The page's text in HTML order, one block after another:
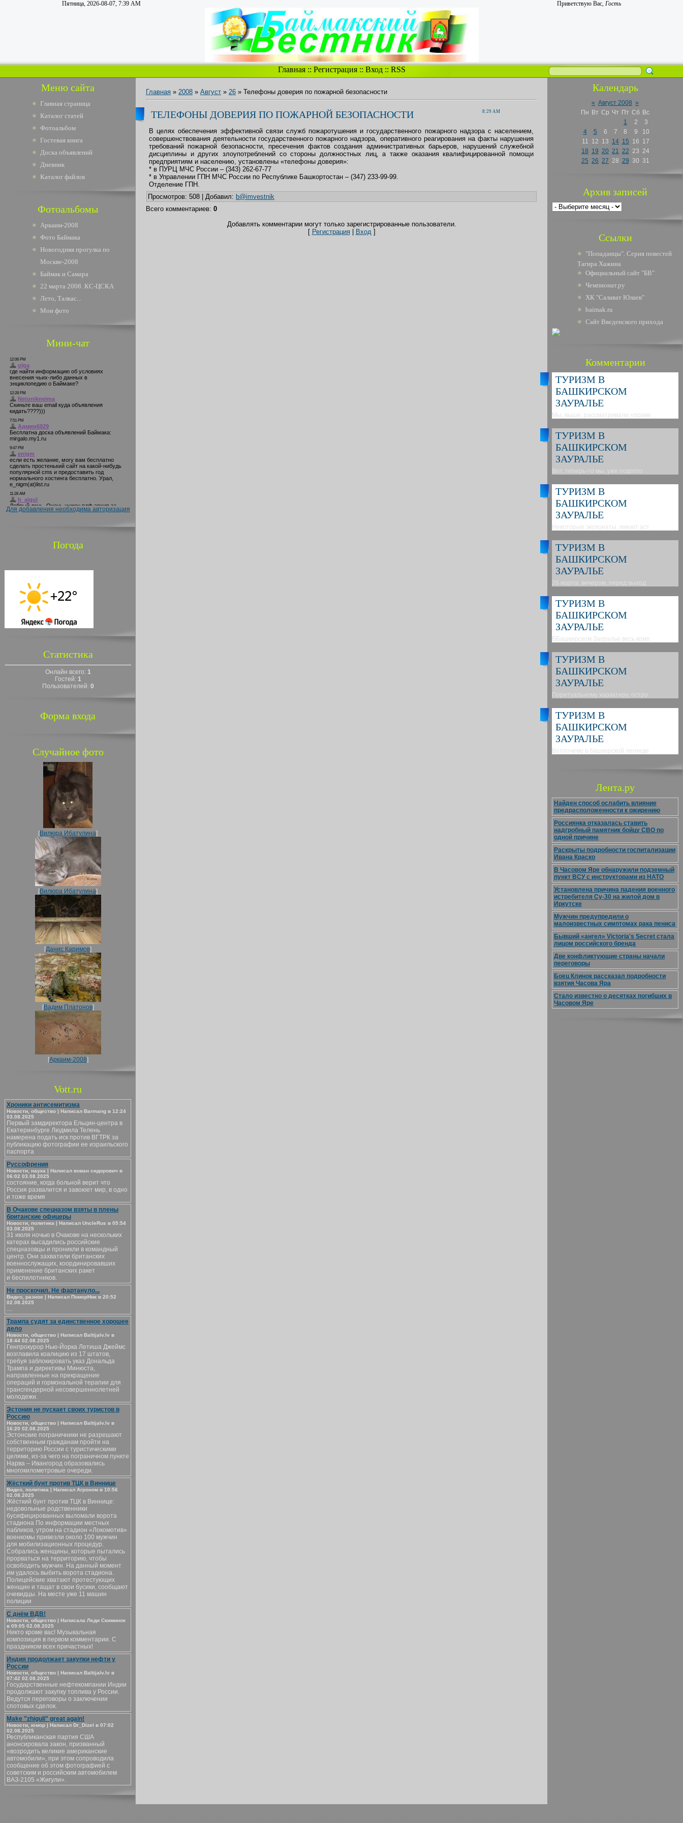
Пятница, 2026-08-07, 7:39 AM Приветствую Вас, Гость
Главная:: Регистрация:: Вход:: RSS
Меню сайта
Главная страница
Каталог статей
Фотоальбом
Гостевая книга
Доска объявлений
Дневник
Каталог файлов
Фотоальбомы
Аркаим-2008
Фото Баймака
Новогодняя прогулка по
Москве-2008
Баймак и Самара
22 марта 2008. КС-ЦСКА
Лето, Талкас...
Мои фото
Мини-чат
Для добавления необходима авторизация
Погода
Статистика
Онлайн всего: 1
Гостей: 1
Пользователей: 0
Форма входа
Случайное фото
[Вилюра Ибатулина]
[Вилюра Ибатулина]
[Данис Каримов]
[Вадим Платонов]
[Аркаим-2008]
Vott.ru
Хроники антисемитизма
Новости, общество | Написал Barmang в 12:24
03.08.2025
Первый замдиректора Ельцин-центра в
Екатеринбурге Людмила Телень
намерена подать иск против ВГТРК за
публикацию фотографии ее израильского
паспорта
Руссофрения
Новости, наука | Написал вован сидорович в
06:02 03.08.2025
состояние, когда больной верит что
Россия развалится и завоюет мир, в одно
и тоже время
В Очакове спецназом взяты в плены
британские офицеры
Новости, политика | Написал UncleRus в 05:54
03.08.2025
31 июля ночью в Очакове на нескольких
катерах высадились российские
спецназовцы и проникли в командный
центр. Они захватили британских
военнослужащих, координировавших
применение британских ракет
и беспилотников.
Не проскочил. Не фартануло...
Видео, разное | Написал ПоморНик в 20:52
02.08.2025
....
Трампа судят за единственное хорошее
дело
Новости, общество | Написал Baltijalv.lv в
18:44 02.08.2025
Генпрокурор Нью-Йорка Летиша Джеймс
возглавила коалицию из 17 штатов,
требуя заблокировать указ Дональда
Трампа и директивы Минюста,
направленные на прекращение
операций и гормональной терапии для
трансгендерной несовершеннолетней
молодежи.
Эстония не пускает своих туристов в
Россию
Новости, общество | Написал Baltijalv.lv в
16:20 02.08.2025
Эстонские пограничники не разрешают
собственным гражданам пройти на
территорию России с туристическими
целями, из-за чего на пограничном пункте
Нарва – Ивангород образовались
многокилометровые очереди.
Жёсткий бунт против ТЦК в Виннице
Видео, политика | Написал Агроном в 10:56
02.08.2025
Жёсткий бунт против ТЦК в Виннице:
недовольные родственники
бусифицированных выломали ворота
стадиона По информации местных
пабликов, утром на стадион «Локомотив»
военкомы привезли около 100 мужчин
для мобилизационных процедур.
Собрались женщины, которые пытались
прорваться на территорию, чтобы
освободить мужчин. На данный момент
им удалось выбить ворота стадиона.
Полицейские хватают протестующих
женщин и тащат в свои бусики, сообщают
очевидцы. На месте уже 11 машин
полиции
С днём ВДВ!
Новости, общество | Написала Леди Скиминок
в 09:05 02.08.2025
Никто кроме вас! Музыкальная
композиция в первом комментарии. С
праздником всех причастных!
Индия продолжает закупки нефти у
России
Новости, общество | Написал Baltijalv.lv в
07:42 02.08.2025
Государственные нефтекомпании Индии
продолжают закупку топлива у России.
Ведутся переговоры о заключении
спотовых сделок.
Make "zhiguli" great again!
Новости, юмор | Написал Dr_Dizel в 07:02
02.08.2025
Республиканская партия США
анонсировала закон, призванный
«возродить великие американские
автомобили», при этом сопроводила
сообщение об этом фотографией с
советским и российским автомобилем
ВАЗ-2105 «Жигули».
Главная » 2008 » Август » 26 » Телефоны доверия по пожарной безопасности
8:29 AM
ТЕЛЕФОНЫ ДОВЕРИЯ ПО ПОЖАРНОЙ БЕЗОПАСНОСТИ
В целях обеспечения эффективной связи служб пожаротушения и государственного пожарного надзора с населением,
совершенствования деятельности государственного пожарного надзора, оперативного реагирования на факты нарушения
требований пожарной безопасности, пресечения фактов создания административных барьеров, нарушений служебной
дисциплины и других злоупотреблений со стороны должностных лиц, а также оказания квалифицированной помощи
предприятиям и населению, установлены «телефоны доверия»:
* в ПУРЦ МЧС России – (343) 262-67-77
* в Управлении ГПН МЧС России по Республике Башкортостан – (347) 233-99-99.
Отделение ГПН.
Просмотров: 508 | Добавил: b@imvestnik
Всего комментариев: 0
Добавлять комментарии могут только зарегистрированные пользователи.
[ Регистрация| Вход]
Календарь
« Август 2008 »
Пн Вт Ср Чт Пт Сб Вс
1
2
3
4
5 6 7 8 9
10
11 12 13 14 15 16 17
18 19 20 21 22 23 24
25 26 27 28 29 30 31
Архив записей
Ссылки
"Попаданцы". Серия повестей
Тагира Хажина
Официальный сайт "БВ"
Чемпионат.ру
ХК "Салават Юлаев"
baimak.ru
Сайт Введенского прихода
Комментарии
ТУРИЗМ В
БАШКИРСКОМ
ЗАУРАЛЬЕ
Мы, выше, рассматривали «праве
ТУРИЗМ В
БАШКИРСКОМ
ЗАУРАЛЬЕ
Вот, теперь-то мы, уже подгото
ТУРИЗМ В
БАШКИРСКОМ
ЗАУРАЛЬЕ
Некоторые экспонаты, имеют аст
ТУРИЗМ В
БАШКИРСКОМ
ЗАУРАЛЬЕ
26 марта, вечером, перед выход
ТУРИЗМ В
БАШКИРСКОМ
ЗАУРАЛЬЕ
ВБашкирском Зауралье весь комп
ТУРИЗМ В
БАШКИРСКОМ
ЗАУРАЛЬЕ
Поритуальному характеру, остро
ТУРИЗМ В
БАШКИРСКОМ
ЗАУРАЛЬЕ
Вотпочему в башкирской легенде
Лента.ру
Найден способ ослабить влияние
предрасположенности к ожирению
Россиянка отказалась ставить
надгробный памятник бойцу СВО по
одной причине
Раскрыты подробности госпитализации
Ивана Краско
В Часовом Яре обнаружили подземный
пункт ВСУ с инструкторами из НАТО
Установлена причина падения военного
истребителя Су-30 на жилой дом в
Иркутске
Мужчин предупредили о
малоизвестных симптомах рака пениса
Бывший «ангел» Victoria's Secret стала
лицом российского бренда
Две конфликтующие страны начали
переговоры
Боец Клинок рассказал подробности
взятия Часова Яра
Стало известно о десятках погибших в
Часовом Яре